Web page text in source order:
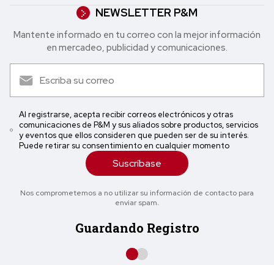
NEWSLETTER P&M
Mantente informado en tu correo con la mejor in formación
en mercadeo, publicidad y comunicaciones.
Al registrarse, acepta recibir correos electrónicos y otras
comunicaciones de P&M y sus aliados sobre productos, servicios
y eventos que ellos consideren que pueden ser de su interés.
Puede retirar su consentimiento en cualquier momento
Suscríbase
Nos comprometemos a no utilizar su información de contacto para
enviar spam.
Guardando Registro